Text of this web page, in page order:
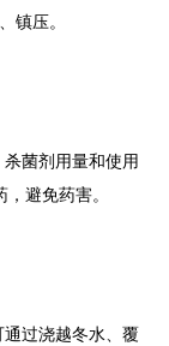
镇压。
菌剂用量和使用
避免药害。
过浇越冬水、覆